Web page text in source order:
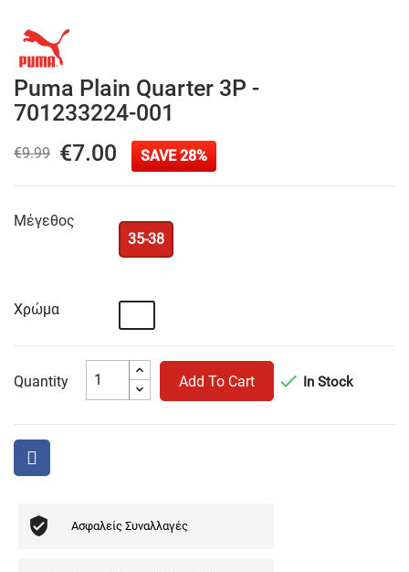
Puma Plain Quarter 3P -
701233224-001
€9.99 €7.00 SAVE 28%
Μέγεθος
35-38
Χρώμα
Quantity Add To Cart  In Stock
Ασφαλείς Συναλλαγές